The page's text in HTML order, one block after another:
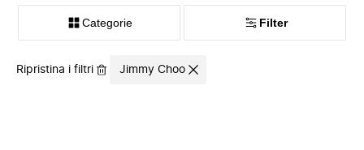
Categorie Filter
Ripristina i filtri Jimmy Choo